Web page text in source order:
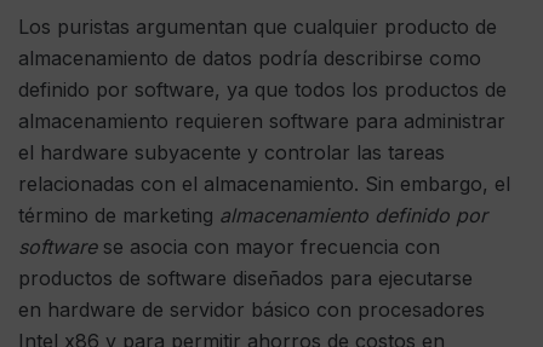
Los puristas argumentan que cualquier producto de
almacenamiento de datos podría describirse como
definido por software, ya que todos los productos de
almacenamiento requieren software para administrar
el hardware subyacente y controlar las tareas
relacionadas con el almacenamiento. Sin embargo, el
término de marketing almacenamiento definido por
softwarese asocia con mayor frecuencia con
productos de software diseñados para ejecutarse
en hardware de servidor básico con procesadores
Intel x86 y para permitir ahorros de costos en